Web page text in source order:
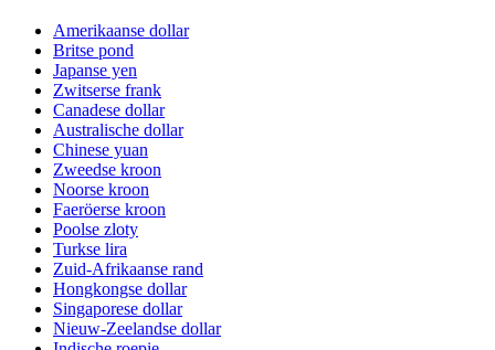
Amerikaanse dollar
Britse pond
Japanse yen
Zwitserse frank
Canadese dollar
Australische dollar
Chinese yuan
Zweedse kroon
Noorse kroon
Faeröerse kroon
Poolse zloty
Turkse lira
Zuid-Afrikaanse rand
Hongkongse dollar
Singaporese dollar
Nieuw-Zeelandse dollar